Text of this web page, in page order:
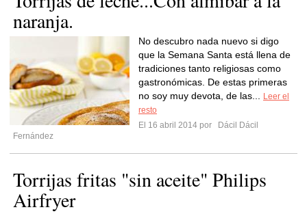
naranja.
No descubro nada nuevo si digo
que la Semana Santa está llena de
tradiciones tanto religiosas como
gastronómicas. De estas primeras
no soy muy devota, de las...
Leer el
resto
El 16 abril 2014 por
Dácil Dácil
Fernández
Torrijas fritas "sin aceite" Philips
Airfryer